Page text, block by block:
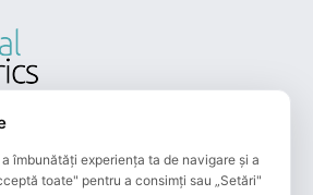
îmbunătăți experiența ta de navigare și a
toate" pentru a consimți sau „Setări"